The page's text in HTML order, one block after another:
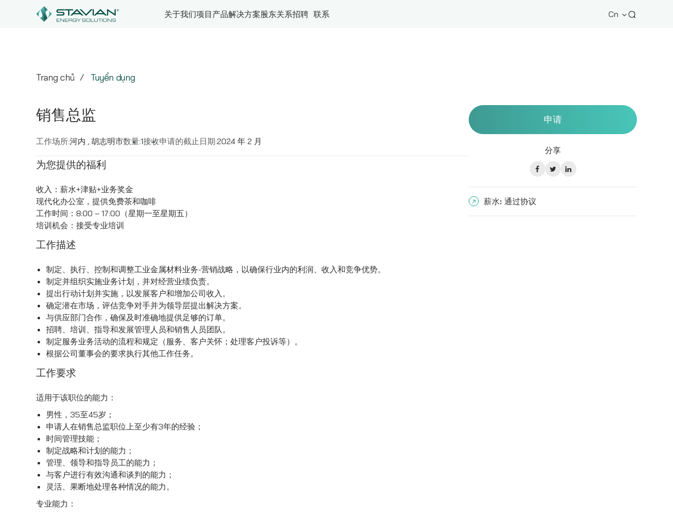
关于我们项目 产品解决方案股东关系招聘 联系 Cn
Trang chủ Tuyển dụng
销售总监
工作场所:河内 , 胡志明市数量:1接收申请的截止日期:2024 年 2 月
为您提供的福利
收入：薪水+津贴+业务奖金
现代化办公室，提供免费茶和咖啡
工作时间：8:00 – 17:00（星期一至星期五）
培训机会：接受专业培训
工作描述
制定、执行、控制和调整工业金属材料业务-营销战略，以确保行业内的利润、收入和竞争优势。
制定并组织实施业务计划，并对经营业绩负责。
提出行动计划并实施，以发展客户和增加公司收入。
确定潜在市场，评估竞争对手并为领导层提出解决方案。
与供应部门合作，确保及时准确地提供足够的订单。
招聘、培训、指导和发展管理人员和销售人员团队。
制定服务业务活动的流程和规定（服务、客户关怀；处理客户投诉等）。
根据公司董事会的要求执行其他工作任务。
工作要求
适用于该职位的能力：
男性，35至45岁；
申请人在销售总监职位上至少有3年的经验；
时间管理技能；
制定战略和计划的能力；
管理、领导和指导员工的能力；
与客户进行有效沟通和谈判的能力；
灵活、果断地处理各种情况的能力。
专业能力：
申请
分享
薪水: 通过协议